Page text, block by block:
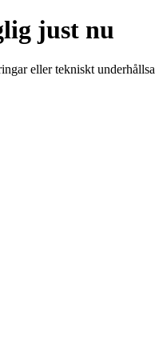
just nu
eller tekniskt